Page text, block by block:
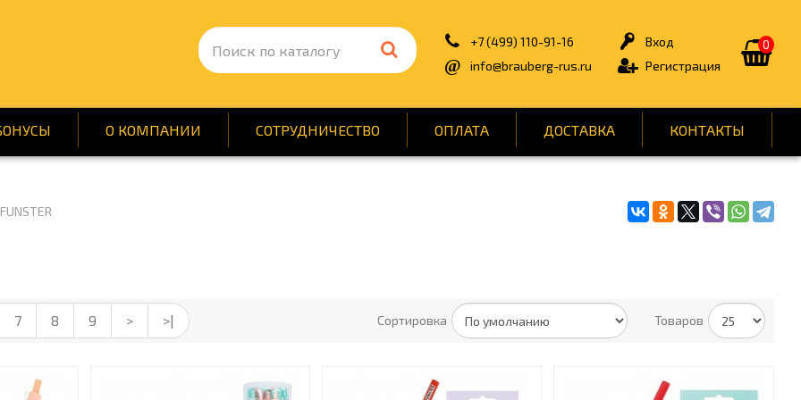
0
Вход
Регистрация
+7 (499) 110-91-16
info@brauberg-rus.ru
О КОМПАНИИ СОТРУДНИЧЕСТВО ОПЛАТА ДОСТАВКА КОНТАКТЫ
БЫТОВАЯ ТЕХНИКА
И ЗДОРОВЬЕ
ОФИС
ДЛЯ ОФИСА ТОВАРЫ ДЛЯ МЕДИЦИНЫ
FUNSTER
7 8 9 > >| Товаров
Сортировка